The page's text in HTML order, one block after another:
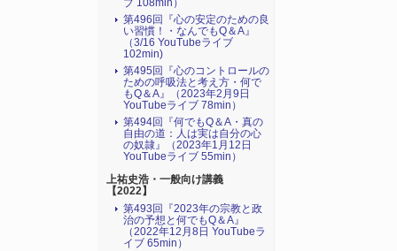
ブ 108min）
第496回『心の安定のための良
い習慣！・なんでもQ＆A』
（3/16 YouTubeライブ
102min)
第495回『心のコントロールの
ための呼吸法と考え方・何で
もQ＆A』（2023年2月9日
YouTubeライブ 78min）
第494回『何でもQ＆A・真の
自由の道：人は実は自分の心
の奴隷』（2023年1月12日
YouTubeライブ 55min）
上祐史浩・一般向け講義
【2022】
第493回『2023年の宗教と政
治の予想と何でもQ＆A』
（2022年12月8日 YouTubeラ
イブ 65min）